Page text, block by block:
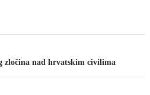
zločina nad hrvatskim civilima